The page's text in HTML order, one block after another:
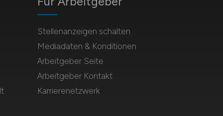
Stellenanzeigen schalten
Mediadaten & Konditionen
Arbeitgeber Seite
Arbeitgeber Kontakt
Karrierenetzwerk